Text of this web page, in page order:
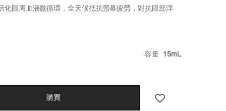
化眼周血液微循環，全天候抵抗螢幕疲勞，對抗眼部浮
容量 15mL
購買